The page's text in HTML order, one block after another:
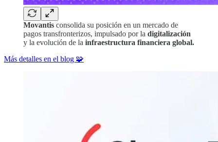
Movantis consolida su posición en un mercado de
pagos transfronterizos, impulsado por la digitalización
y la evolución de la infraestructura financiera global.
Más detalles en el blog 🧩